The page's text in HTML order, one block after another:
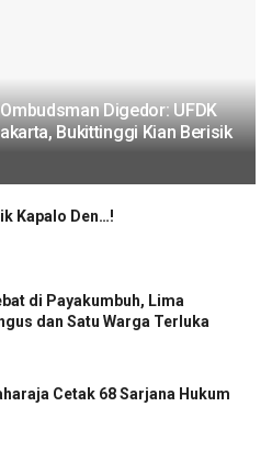
Digedor: UFDK
Bukittinggi Kian Berisik
Kapalo Den…!
di Payakumbuh, Lima
dan Satu Warga Terluka
Cetak 68 Sarjana Hukum